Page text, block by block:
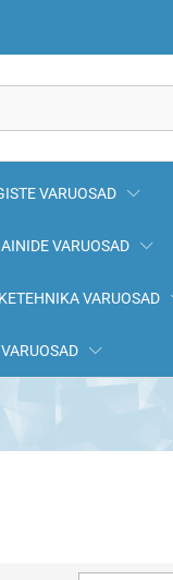
VARUOSAD
VARUOSAD
VARUOSAD